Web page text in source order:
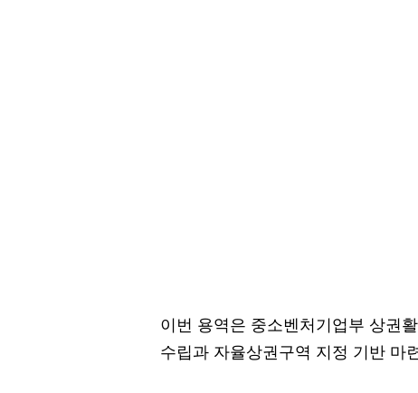
이번 용역은 중소벤처기업부 상권
수립과 자율상권구역 지정 기반 마